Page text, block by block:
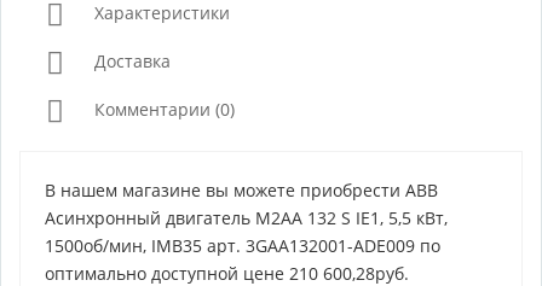
Характеристики
Доставка
Комментарии (0)
В нашем магазине вы можете приобрести ABB
Асинхронный двигатель M2AA 132 S IE1, 5,5 кВт,
1500об/мин, IMB35 арт. 3GAA132001-ADE009 по
оптимально доступной цене 210 600,28руб.